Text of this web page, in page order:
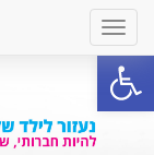
פתח סרגל נגישות